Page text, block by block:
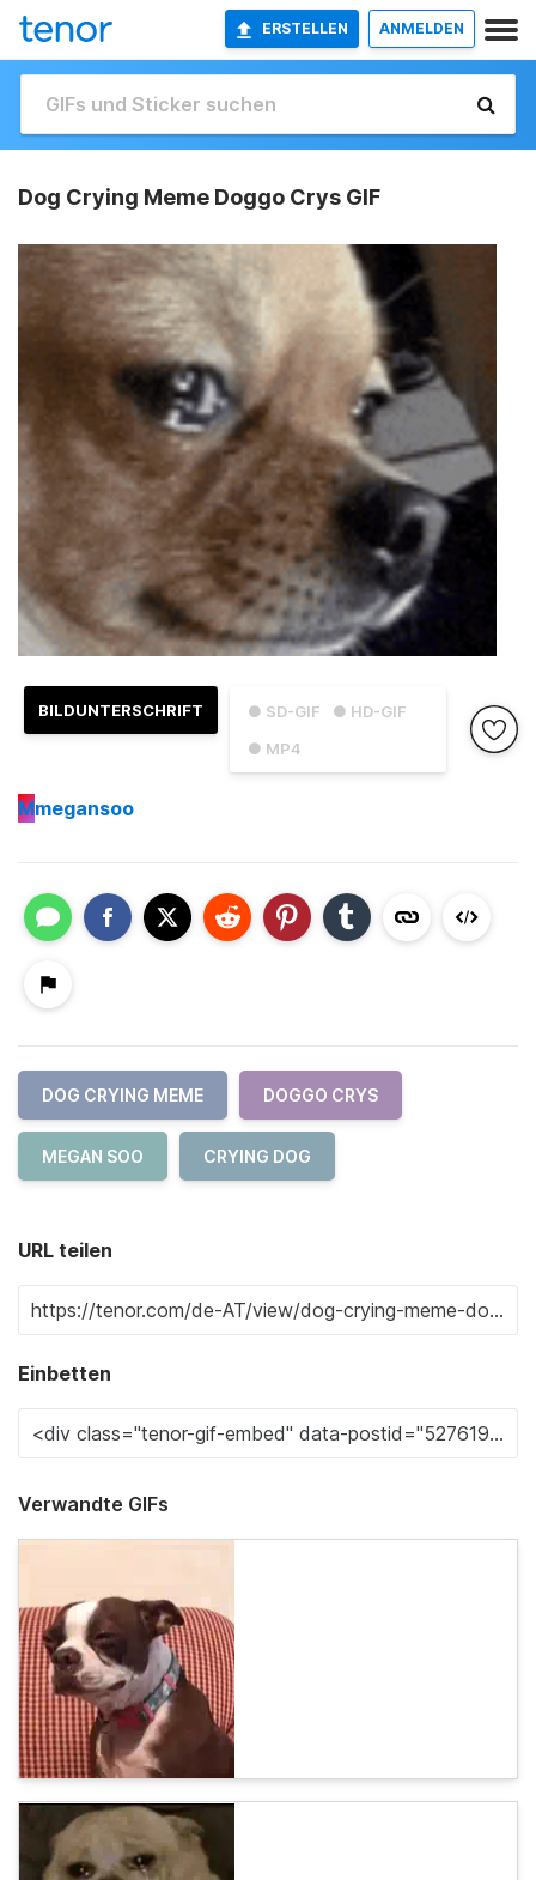
ERSTELLEN ANMELDEN
Dog Crying Meme Doggo Crys GIF
● SD-GIF
● HD-GIF
● MP4
BILDUNTERSCHRIFT
Mmegansoo
DOG CRYING MEME DOGGO CRYS
MEGAN SOO CRYING DOG
URL teilen
Einbetten
Verwandte GIFs